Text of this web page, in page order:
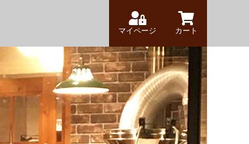
マイページ カート